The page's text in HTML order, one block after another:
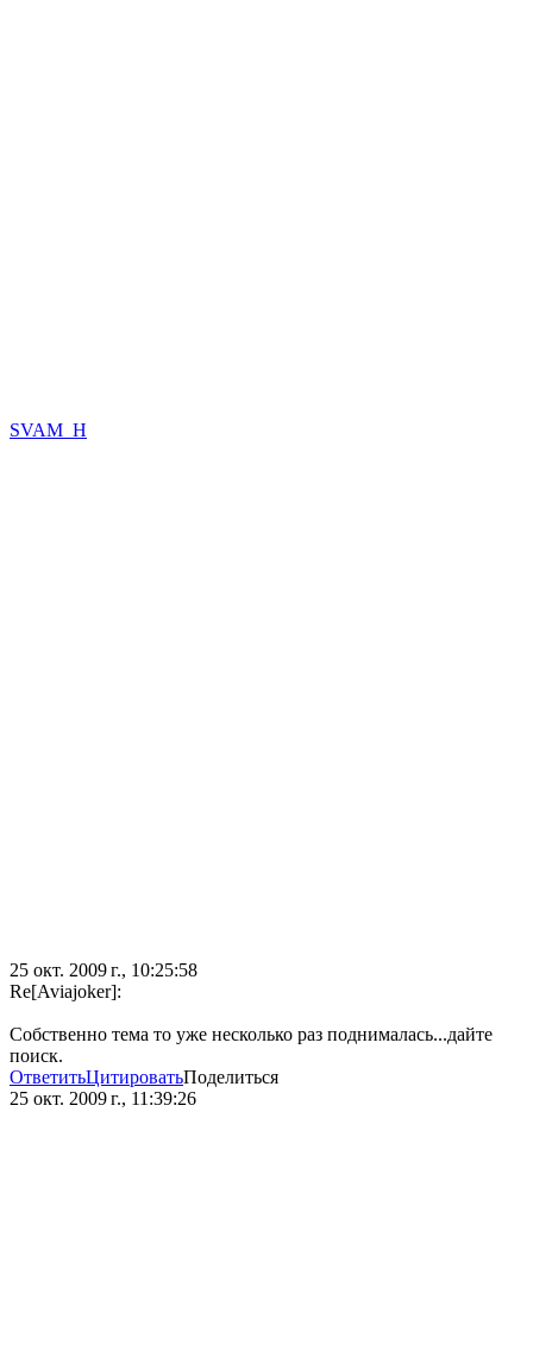
SVAM_H
25 окт. 2009 г., 10:25:58
Re[Aviajoker]:
Собственно тема то уже несколько раз поднималась...дайте
поиск.
ОтветитьЦитироватьПоделиться
25 окт. 2009 г., 11:39:26